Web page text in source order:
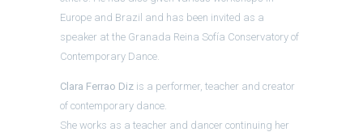
Europe and Brazil and has been invited as a
speaker at the Granada Reina Sofía Conservatory of
Contemporary Dance.
Clara Ferrao Diz is a performer, teacher and creator
of contemporary dance.
She works as a teacher and dancer continuing her